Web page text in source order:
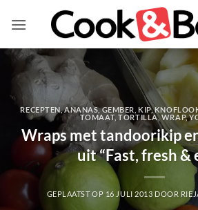
naar
RECEPTEN,ANANAS,GEMBER ,KIP,
TOMAAT,TORTILLA,WRAP,
Wraps met tandoorikip
uit “Fast, fresh &
GEPLAATST OP 16 JULI 2013 DOOR